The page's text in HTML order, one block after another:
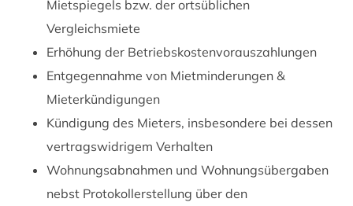
Mietspiegels bzw. der ortsüblichen
Vergleichsmiete
Erhöhung der Betriebskostenvorauszahlungen
Entgegennahme von Mietminderungen &
Mieterkündigungen
Kündigung des Mieters, insbesondere bei dessen
vertragswidrigem Verhalten
Wohnungsabnahmen und Wohnungsübergaben
nebst Protokollerstellung über den